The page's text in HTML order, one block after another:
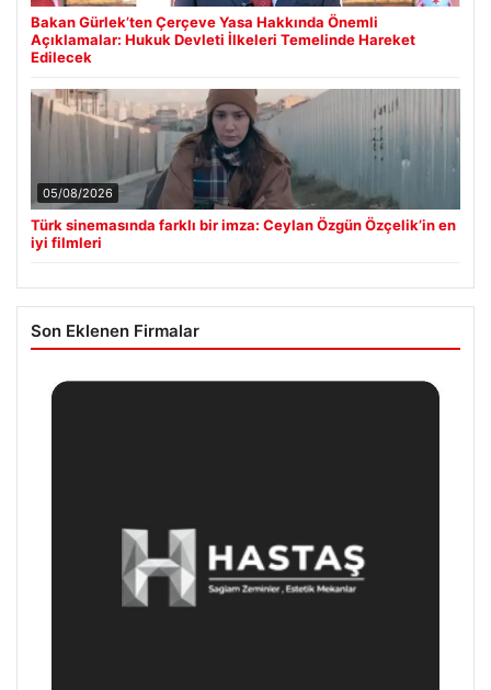
Bakan Gürlek’ten Çerçeve Yasa Hakkında Önemli
Açıklamalar: Hukuk Devleti İlkeleri Temelinde Hareket
Edilecek
05/08/2026
Türk sinemasında farklı bir imza: Ceylan Özgün Özçelik’in en
iyi filmleri
Son Eklenen Firmalar